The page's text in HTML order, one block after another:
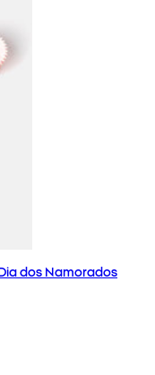
dos Namorados